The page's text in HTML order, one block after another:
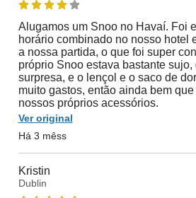
Alugamos um Snoo no Havaí. Foi
horário combinado no nosso hotel
a nossa partida, o que foi super
próprio Snoo estava bastante sujo,
surpresa, e o lençol e o saco de
muito gastos, então ainda bem
nossos próprios acessórios.
Ver original
Há 3 mêss
Kristin
Dublin